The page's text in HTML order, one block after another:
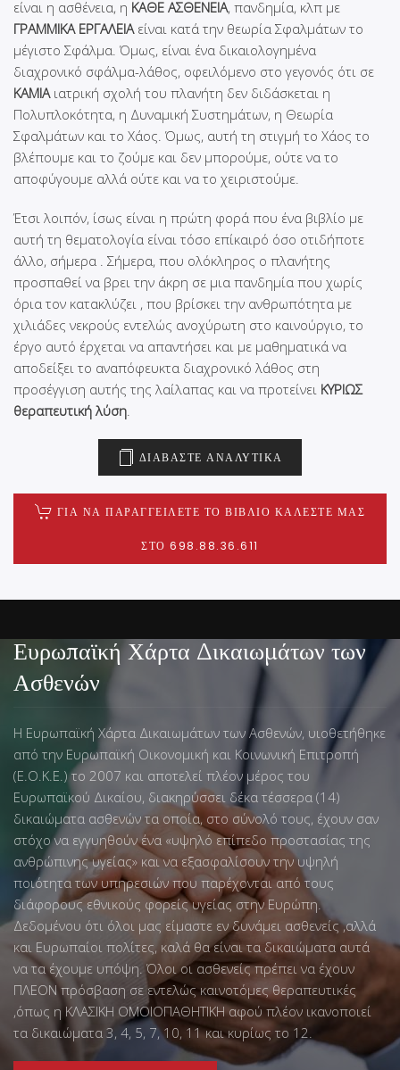
είναι η ασθένεια, η ΚΑΘΕ ΑΣΘΕΝΕΙΑ, πανδημία, κλπ με
ΓΡΑΜΜΙΚΑ ΕΡΓΑΛΕΙΑείναι κατά την θεωρία Σφαλμάτων το
μέγιστο Σφάλμα. Όμως, είναι ένα δικαιολογημένα
διαχρονικό σφάλμα-λάθος, οφειλόμενο στο γεγονός ότι σε
ΚΑΜΙΑιατρική σχολή του πλανήτη δεν διδάσκεται η
Πολυπλοκότητα, η Δυναμική Συστημάτων, η Θεωρία
Σφαλμάτων και το Χάος. Όμως, αυτή τη στιγμή το Χάος το
βλέπουμε και το ζούμε και δεν μπορούμε, ούτε να το
αποφύγουμε αλλά ούτε και να το χειριστούμε.
Έτσι λοιπόν, ίσως είναι η πρώτη φορά που ένα βιβλίο με
αυτή τη θεματολογία είναι τόσο επίκαιρό όσο οτιδήποτε
άλλο, σήμερα . Σήμερα, που ολόκληρος ο πλανήτης
προσπαθεί να βρει την άκρη σε μια πανδημία που χωρίς
όρια τον κατακλύζει , που βρίσκει την ανθρωπότητα με
χιλιάδες νεκρούς εντελώς ανοχύρωτη στο καινούργιο, το
έργο αυτό έρχεται να απαντήσει και με μαθηματικά να
αποδείξει το αναπόφευκτα διαχρονικό λάθος στη
προσέγγιση αυτής της λαίλαπας και να προτείνει ΚΥΡΙΩΣ
θεραπευτική λύση.
ΔΙΑΒΆΣΤΕ ΑΝΑΛΥΤΙΚΆ
ΓΙΑ ΝΑ ΠΑΡΑΓΓΕΊΛΕΤΕ ΤΟ ΒΙΒΛΊΟ ΚΑΛΈΣΤΕ ΜΑΣ
ΣΤΟ 698.88.36.611
Ευρωπαϊκή Χάρτα Δικαιωμάτων των
Ασθενών
Η Ευρωπαϊκή Χάρτα Δικαιωμάτων των Ασθενών, υιοθετήθηκε
από την Ευρωπαϊκή Οικονομική και Κοινωνική Επιτροπή
(Ε.Ο.Κ.Ε.) το 2007 και αποτελεί πλέον μέρος του
Ευρωπαϊκού Δικαίου, διακηρύσσει δέκα τέσσερα (14)
δικαιώματα ασθενών τα οποία, στο σύνολό τους, έχουν σαν
στόχο να εγγυηθούν ένα «υψηλό επίπεδο προστασίας της
ανθρώπινης υγείας» και να εξασφαλίσουν την υψηλή
ποιότητα των υπηρεσιών που παρέχονται από τους
διάφορους εθνικούς φορείς υγείας στην Ευρώπη.
Δεδομένου ότι όλοι μας είμαστε εν δυνάμει ασθενείς ,αλλά
και Ευρωπαίοι πολίτες, καλά θα είναι τα δικαιώματα αυτά
να τα έχουμε υπόψη. Όλοι οι ασθενείς πρέπει να έχουν
ΠΛΕΟΝ πρόσβαση σε εντελώς καινοτόμες θεραπευτικές
,όπως η ΚΛΑΣΙΚΗ ΟΜΟΙΟΠΑΘΗΤΙΚΗ αφού πλέον ικανοποιεί
τα δικαιώματα 3, 4, 5, 7, 10, 11 και κυρίως το 12.